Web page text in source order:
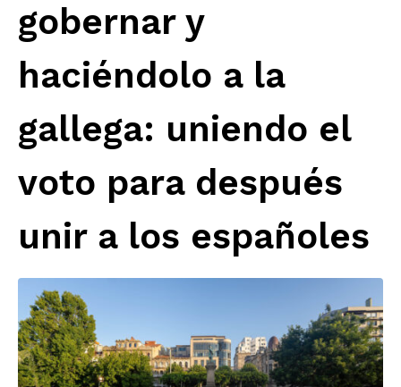
gobernar y
haciéndolo a la
gallega: uniendo el
voto para después
unir a los españoles